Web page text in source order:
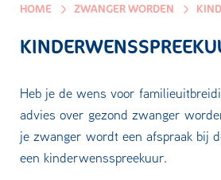
HOME ZWANGER WORDEN
Heb je de wens voor
advies over gezond zwanger
je zwanger wordt een afspraak bij
een kinderwensspreekuur.